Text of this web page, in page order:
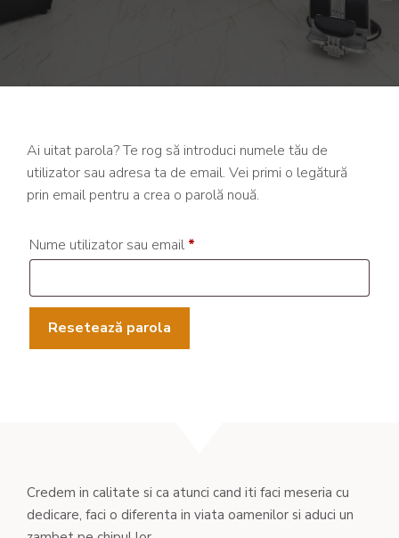
Ai uitat parola? Te rog să introduci numele tău de
utilizator sau adresa ta de email. Vei primi o legătură
prin email pentru a crea o parolă nouă.
Nume utilizator sau email *
Resetează parola
Credem in calitate si ca atunci cand iti faci meseria cu
dedicare, faci o diferenta in viata oamenilor si aduci un